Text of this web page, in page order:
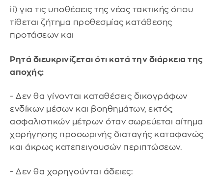
ii) για τις υποθέσεις της νέας τακτικής όπου
τίθεται ζήτημα προθεσμίας κατάθεσης
προτάσεων και
Ρητά διευκρινίζεται ότι κατά την διάρκεια της
αποχής:
- Δεν θα γίνονται καταθέσεις δικογράφων
ενδίκων μέσων και βοηθημάτων, εκτός
ασφαλιστικών μέτρων όταν σωρεύεται αίτημα
χορήγησης προσωρινής διαταγής καταφανώς
και άκρως κατεπειγουσών περιπτώσεων.
- Δεν θα χορηγούνται άδειες: